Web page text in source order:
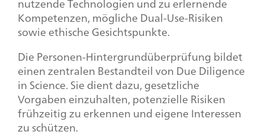
Kompetenzen, möglicheDual-Use-Risiken
sowie ethische Gesichtspunkte.
Die Personen-Hintergrundüberprüfung bildet
einen zentralen Bestandteil vonDue Diligence
in Science. Sie dient dazu, gesetzliche
Vorgaben einzuhalten, potenzielle Risiken
frühzeitig zu erkennen und eigene Interessen
zu schützen.